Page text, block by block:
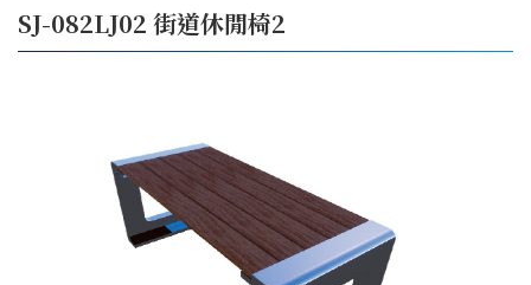
SJ-082LJ02 街道休閒椅2